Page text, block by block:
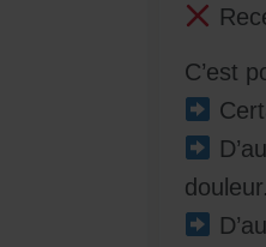
C’est
douleur.